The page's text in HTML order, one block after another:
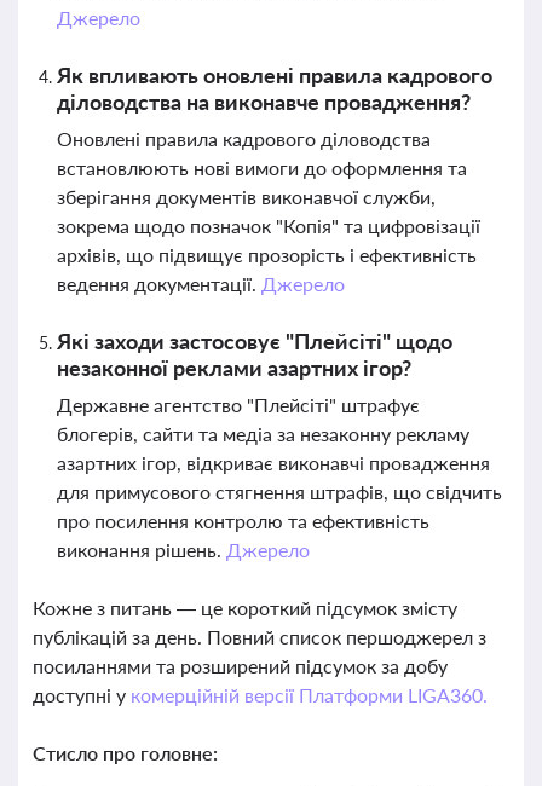
Джерело
Як впливають оновлені правила кадрового
діловодства на виконавче провадження?
Оновлені правила кадрового діловодства
встановлюють нові вимоги до оформлення та
зберігання документів виконавчої служби,
зокрема щодо позначок "Копія" та цифровізації
архівів, що підвищує прозорість і ефективність
ведення документації. Джерело
Які заходи застосовує "Плейсіті" щодо
незаконної реклами азартних ігор?
Державне агентство "Плейсіті" штрафує
блогерів, сайти та медіа за незаконну рекламу
азартних ігор, відкриває виконавчі провадження
для примусового стягнення штрафів, що свідчить
про посилення контролю та ефективність
виконання рішень. Джерело
Кожне з питань — це короткий підсумок змісту
публікацій за день. Повний список першоджерел з
посиланнями та розширений підсумок за добу
доступні у комерційній версії Платформи LIGA360.
Стисло про головне: